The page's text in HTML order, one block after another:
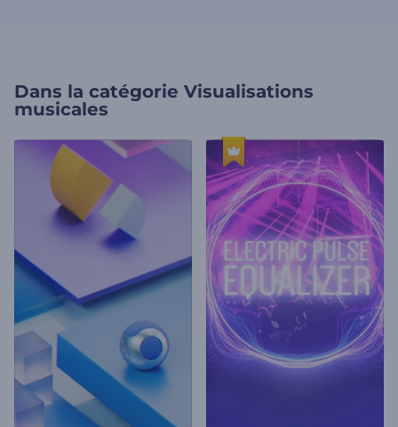
Dans la catégorie Visualisations
musicales